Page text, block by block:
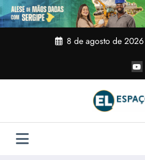
Pular
para
o
8 de agosto de 2026